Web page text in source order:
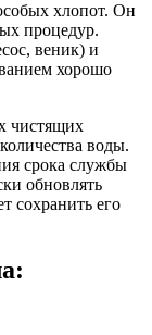
хлопот. Он
процедур.
веник) и
хорошо
чистящих
воды.
срока службы
обновлять
сохранить его